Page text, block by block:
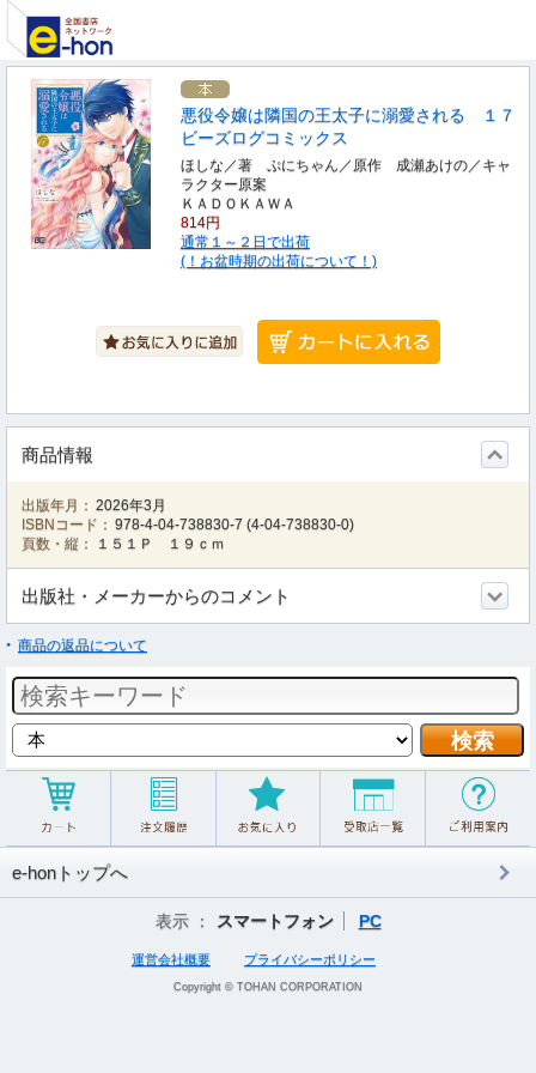
悪役令嬢は隣国の王太子に溺愛される １７
ビーズログコミックス
ほしな／著 ぷにちゃん／原作 成瀬あけの／キャ
ラクター原案
ＫＡＤＯＫＡＷＡ
814円
通常１～２日で出荷
(！お盆時期の出荷について！)
商品情報
出版年月： 2026年3月
ISBNコード： 978-4-04-738830-7 (4-04-738830-0)
頁数・縦：
１５１Ｐ １９ｃｍ
出版社・メーカーからのコメント
商品の返品について
e-honトップへ
表示 ： スマートフォン PC
運営会社概要 プライバシーポリシー
Copyright © TOHAN CORPORATION